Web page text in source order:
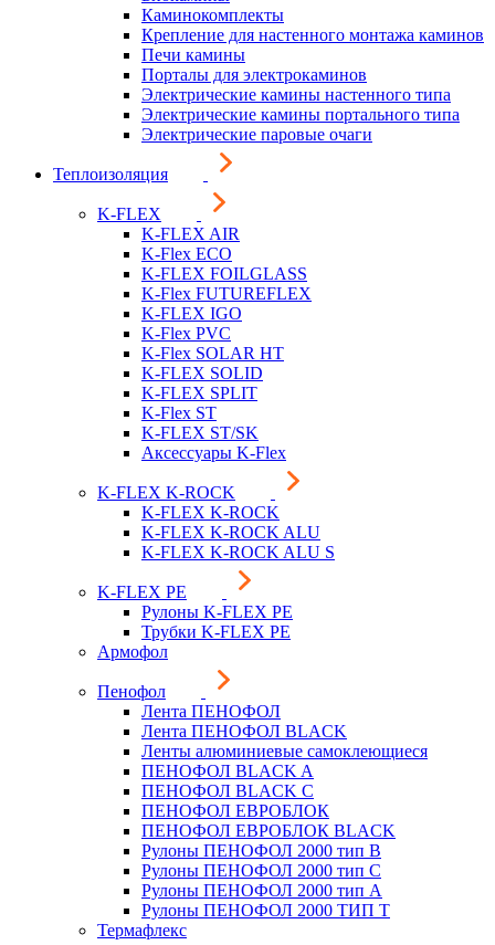
Каминокомплекты
Крепление для настенного монтажа каминов
Печи камины
Порталы для электрокаминов
Электрические камины настенного типа
Электрические камины портального типа
Электрические паровые очаги
Теплоизоляция
K-FLEX
K-FLEX AIR
K-Flex ECO
K-FLEX FOILGLASS
K-Flex FUTUREFLEX
K-FLEX IGO
K-Flex PVC
K-Flex SOLAR HT
K-FLEX SOLID
K-FLEX SPLIT
K-Flex ST
K-FLEX ST/SK
Аксессуары K-Flex
K-FLEX K-ROCK
K-FLEX K-ROCK
K-FLEX K-ROCK ALU
K-FLEX K-ROCK ALU S
K-FLEX PE
Рулоны K-FLEX PE
Трубки K-FLEX PE
Армофол
Пенофол
Лента ПЕНОФОЛ
Лента ПЕНОФОЛ BLACK
Ленты алюминиевые самоклеющиеся
ПЕНОФОЛ BLACK A
ПЕНОФОЛ BLACK С
ПЕНОФОЛ ЕВРОБЛОК
ПЕНОФОЛ ЕВРОБЛОК BLACK
Рулоны ПЕНОФОЛ 2000 тип B
Рулоны ПЕНОФОЛ 2000 тип C
Рулоны ПЕНОФОЛ 2000 тип А
Рулоны ПЕНОФОЛ 2000 ТИП Т
Термафлекс